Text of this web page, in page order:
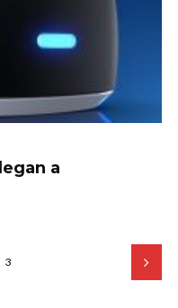
a
3